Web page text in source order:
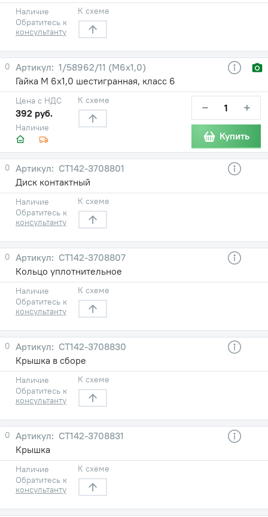
Наличие
Обратитесь к
консультанту
К схеме
0
1/58962/11 (М6х1,0)
Гайка М 6х1,0 шестигранная, класс 6
Наличие
Цена с НДС
392 руб.
К схеме − +
Купить
0
СТ142-3708801
Диск контактный
Наличие
Обратитесь к
консультанту
К схеме
0
СТ142-3708807
Кольцо уплотнительное
Наличие
Обратитесь к
консультанту
К схеме
0
СТ142-3708830
Крышка в сборе
Наличие
Обратитесь к
консультанту
К схеме
0
СТ142-3708831
Крышка
Наличие
Обратитесь к
консультанту
К схеме